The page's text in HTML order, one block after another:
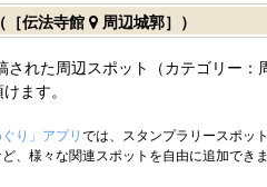
［伝法寺館 周辺城郭］）
された周辺スポット（カテゴリー：
ます。
り」アプリ では、スタンプラリースポッ
、様々な関連スポットを自由に追加できま